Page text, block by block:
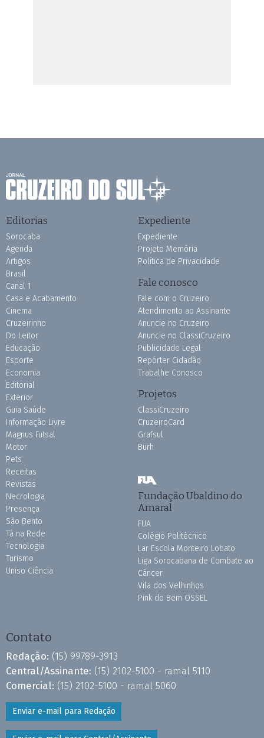
Editorias
Sorocaba
Agenda
Artigos
Brasil
Canal 1
Casa e Acabamento
Cinema
Cruzeirinho
Do Leitor
Educação
Esporte
Economia
Editorial
Exterior
Guia Saúde
Informação Livre
Magnus Futsal
Motor
Pets
Receitas
Revistas
Necrologia
Presença
São Bento
Tá na Rede
Tecnologia
Turismo
Uniso Ciência
Expediente
Expediente
Projeto Memória
Política de Privacidade
Fale conosco
Fale com o Cruzeiro
Atendimento ao Assinante
Anuncie no Cruzeiro
Anuncie no ClassiCruzeiro
Publicidade Legal
Repórter Cidadão
Trabalhe Conosco
Projetos
ClassiCruzeiro
CruzeiroCard
Grafsul
Burh
Fundação Ubaldino do
Amaral
FUA
Colégio Politécnico
Lar Escola Monteiro Lobato
Liga Sorocabana de Combate ao
Câncer
Vila dos Velhinhos
Pink do Bem OSSEL
Contato
Redação: (15) 99789-3913
Central/Assinante: (15) 2102-5100 - ramal 5110
Comercial: (15) 2102-5100 - ramal 5060
Enviar e-mail para Redação